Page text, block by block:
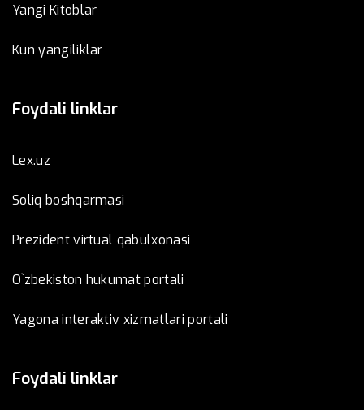
Yangi Kitoblar
Kun yangiliklar
Foydali linklar
Lex.uz
Soliq boshqarmasi
Prezident virtual qabulxonasi
O`zbekiston hukumat portali
Yagona interaktiv xizmatlari portali
Foydali linklar